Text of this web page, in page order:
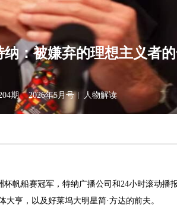
纳：被嫌弃的理想主义者
期 2026年5月号 人物解读
杯帆船赛冠军，特纳广播公司和24小时滚动
亨，以及好莱坞大明星简·方达的前夫。